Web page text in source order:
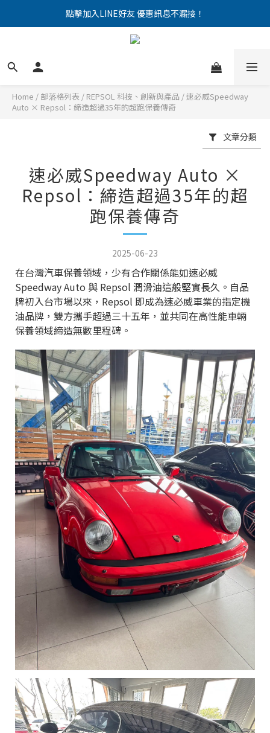
點擊加入LINE好友 優惠訊息不漏接！
點擊加入LINE好友 優惠訊息不漏接！
限時促銷｜日系車專用機油
Home / 部落格列表 / REPSOL 科技、創新與產品 /速必威Speedway
Auto × Repsol：締造超過35年的超跑保養傳奇
文章分類
速必威Speedway Auto ×
Repsol：締造超過35年的超
跑保養傳奇
2025-06-23
在台灣汽車保養領域，少有合作關係能如速必威
Speedway Auto 與 Repsol 潤滑油這般堅實長久。自品
牌初入台市場以來，Repsol 即成為速必威車業的指定機
油品牌，雙方攜手超過三十五年，並共同在高性能車輛
保養領域締造無數里程碑。